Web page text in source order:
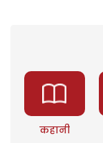
कहानी